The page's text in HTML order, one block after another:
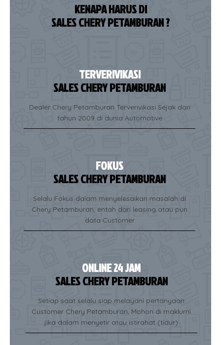
KENAPA HARUS DI
SALES CHERY PETAMBURAN ?
TERVERIVIKASI
SALES CHERY PETAMBURAN
Dealer Chery Petamburan Terverivikasi Sejak dari
tahun 2009 di dunia Automotive
FOKUS
SALES CHERY PETAMBURAN
Selalu Fokus dalam menyelesaikan masalah di
Chery Petamburan, entah dari leasing atau pun
data Customer
ONLINE 24 JAM
SALES CHERY PETAMBURAN
Setiap saat selalu siap melayani pertanyaan
Customer Chery Petamburan, Mohon di maklumi
jika dalam menyetir atau istirahat (tidur)